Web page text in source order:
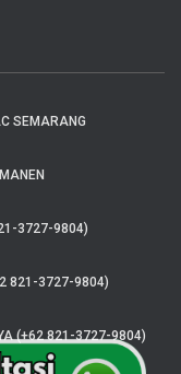
SEMARANG
3727-9804)
821-3727-9804)
(+62 821-3727-9804)